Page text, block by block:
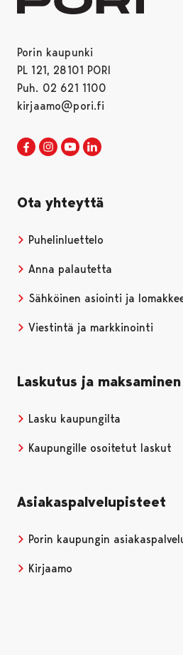
Porin kaupunki
PL 121, 28101 PORI
Puh. 02 621 1100
kirjaamo@pori.fi
Porin kaupunki Facebookissa
Avautuu uudessa välilehdessä
Porin kaupunki
Avautuu uudessa
Porin kaupunki
Avautuu uudessa
Ota yhteyttä
Puhelinluettelo
Anna palautetta
Sähköinen asiointi ja
Viestintä ja markkinointi
Laskutus ja maksaminen
Lasku kaupungilta
Kaupungille osoitetut laskut
Asiakaspalvelupisteet
Porin kaupungin
Kirjaamo